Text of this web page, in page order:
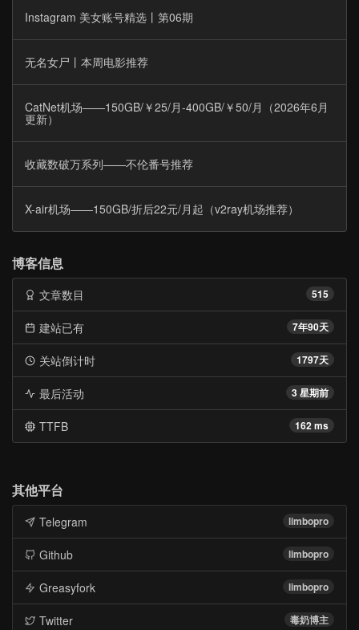
Instagram 美女账号精选丨第06期
无名女尸丨本周电影推荐
CatNet机场——150GB/￥25/月-400GB/￥50/月（2026年6月
更新）
收藏数破万系列——不伦番号推荐
X-air机场——150GB/折后22元/月起（v2ray机场推荐）
博客信息
515
文章数目
7年90天
建站已有
1797天
关站倒计时
3 星期前
最后活动
162 ms
TTFB
其他平台
limbopro
Telegram
limbopro
Github
limbopro
Greasyfork
毒奶博主
Twitter